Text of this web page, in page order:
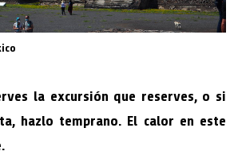
la excursión que reserves, o si
hazlo temprano. El calor en este